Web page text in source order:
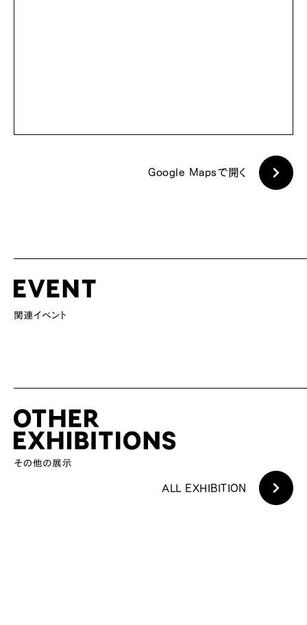
Google Mapsで開く
ALL EXHIBITION